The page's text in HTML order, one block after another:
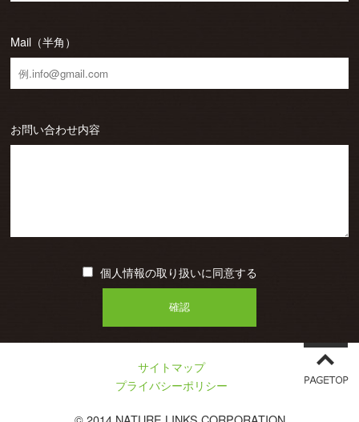
Mail（半角）
お問い合わせ内容
個人情報の取り扱いに同意する
サイトマップ
プライバシーポリシー